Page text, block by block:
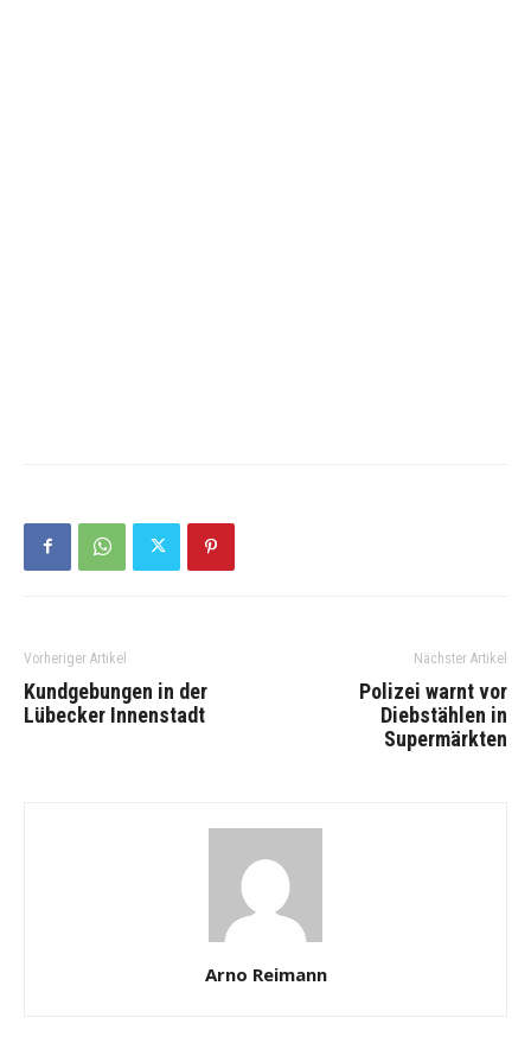
Vorheriger Artikel
Kundgebungen in der
Lübecker Innenstadt
Nächster Artikel
Polizei warnt vor
Diebstählen in
Supermärkten
Arno Reimann